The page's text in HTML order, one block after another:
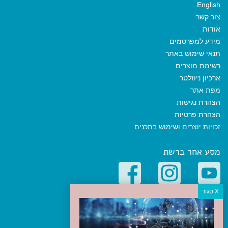
English
צור קשר
אודות
מידע למפרסמים
תנאי שימוש באתר
רשימת מוצרים
ארכיון ניוזלטר
מפת אתר
הצהרת נגישות
הצהרת פרטיות
זכויות יוצרים ושימוש בתכנים
מסע אחר ברשת
קטגוריות פופולריות
יעדים